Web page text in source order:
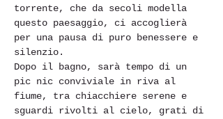
torrente, che da secoli modella
questo paesaggio, ci accoglierà
per una pausa di puro benessere e
silenzio.
Dopo il bagno, sarà tempo di un
pic nic conviviale in riva al
fiume, tra chiacchiere serene e
sguardi rivolti al cielo, grati di